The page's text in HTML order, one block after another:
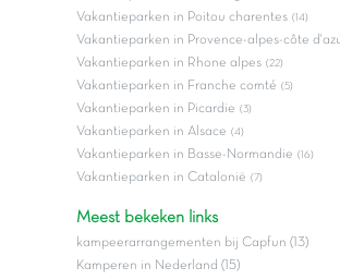
Vakantieparken in Poitou charentes (14)
Vakantieparken in Provence-alpes-côte
Vakantieparken in Rhone alpes (22)
Vakantieparken in Franche comté (5)
Vakantieparken in Picardie (3)
Vakantieparken in Alsace (4)
Vakantieparken in Basse-Normandie (16)
Vakantieparken in Catalonië (7)
Meest bekeken links
kampeerarrangementen bij Capfun (13)
Kamperen in Nederland (15)